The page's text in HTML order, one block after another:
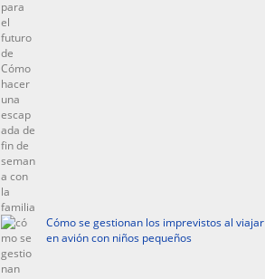
Cómo se gestionan los imprevistos al viajar
en avión con niños pequeños